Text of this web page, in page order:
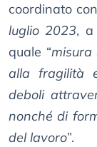
coordinato
luglio 2023, a
quale “misura
alla fragilità
deboli
nonché di
del lavoro”.